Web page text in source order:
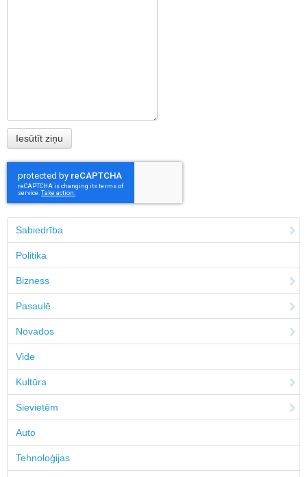
Sabiedrība
Politika
Bizness
Pasaulē
Novados
Vide
Kultūra
Sievietēm
Auto
Tehnoloģijas